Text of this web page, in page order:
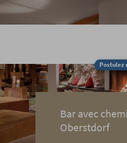
Postulez
Bar avec
Oberstdorf